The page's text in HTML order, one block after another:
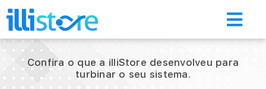
Confira o que a illiStore desenvolveu para
turbinar o seu sistema.